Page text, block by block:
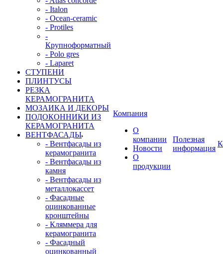
- Italon
- Ocean-ceramic
- Protiles
-
Крупноформатный
- Polo gres
- Laparet
СТУПЕНИ
ПЛИНТУСЫ
РЕЗКА
КЕРАМОГРАНИТА
МОЗАИКА И ДЕКОРЫ
ПОДОКОННИКИ ИЗ
КЕРАМОГРАНИТА
ВЕНТФАСАДЫ
- Вентфасады из
керамогранита
- Вентфасады из
камня
- Вентфасады из
металлокассет
- Фасадные
оцинкованные
кронштейны
- Кляммера для
керамогранита
- Фасадный
оцинкованный
Компания
О
компании
Новости
О
продукции
Полезная
информация